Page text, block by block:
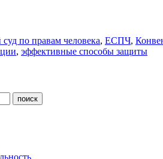
по правам человека, ЕСПЧ,
, эффективные способы защиты